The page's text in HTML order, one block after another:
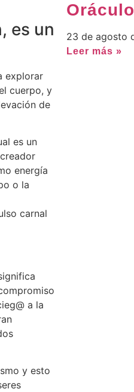
es un
explorar
cuerpo, y
de
es un
energía
o la
carnal
a la
y esto
23 de agosto
Leer más »